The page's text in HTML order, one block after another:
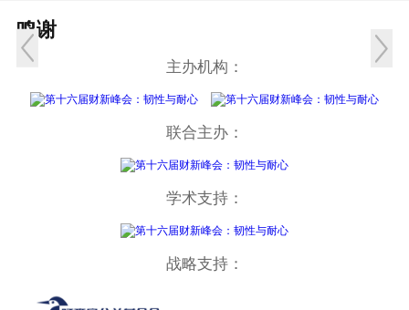
鸣谢
主办机构：
联合主办：
学术支持：
战略支持：